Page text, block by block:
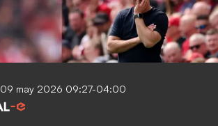
09 may 2026 09:27-04:00